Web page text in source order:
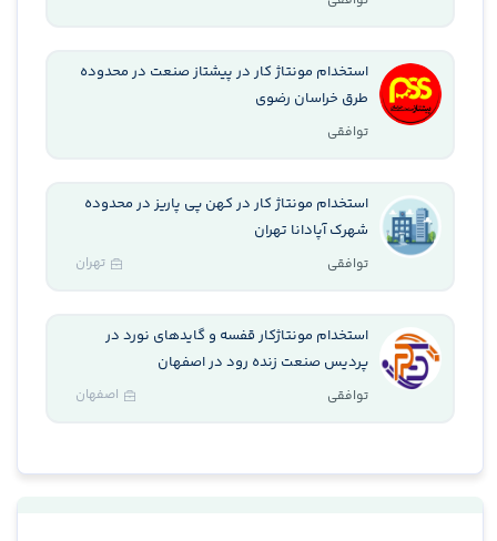
استخدام مونتاژ کار در پیشتاز صنعت در محدوده
طرق خراسان رضوی
توافقی
استخدام مونتاژ کار در کهن پی پاریز در محدوده
شهرک آپادانا تهران
توافقی تهران
استخدام مونتاژکار قفسه و گایدهای نورد در
پردیس صنعت زنده رود در اصفهان
توافقی اصفهان